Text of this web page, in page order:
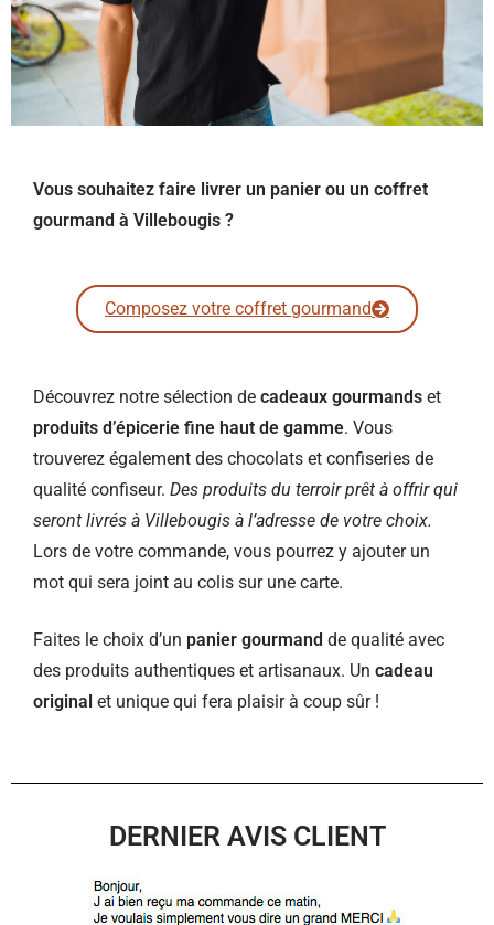
Vous souhaitez faire livrer un panier ou un coffret
gourmand à Villebougis ?
Composez votre coffret gourmand
Découvrez notre sélection de cadeaux gourmands et
produits d’épicerie fine haut de gamme. Vous
trouverez également des chocolats et confiseries de
qualité confiseur. Des produits du terroir prêt à offrir qui
seront livrés à Villebougis à l’adresse de votre choix.
Lors de votre commande, vous pourrez y ajouter un
mot qui sera joint au colis sur une carte.
Faites le choix d’un panier gourmand de qualité avec
des produits authentiques et artisanaux. Un cadeau
original et unique qui fera plaisir à coup sûr !
DERNIER AVIS CLIENT